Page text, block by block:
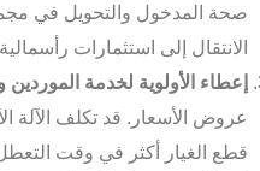
صحة المدخول والتحويل في
الانتقال إلى استثمارات
إعطاء الأولوية لخدمة
عروض الأسعار. قد تكلف الآلة
قطع الغيار أكثر في وقت
Indonesian